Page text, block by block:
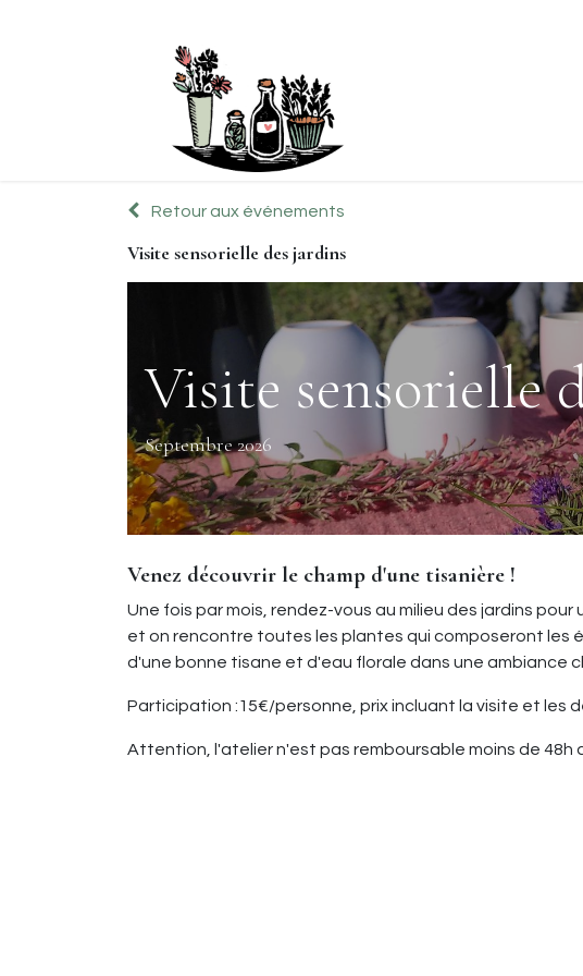
Retour aux événements
Visite sensorielle des jardins
Visite sensorielle
Septembre 2026
Venez découvrir le champ d'une tisanière !
Une fois par mois, rendez-vous au milieu des jardins
et on rencontre toutes les plantes qui composeront les
d'une bonne tisane et d'eau florale dans une ambiance
Participation :15€/personne, prix incluant la visite et les
Attention, l'atelier n'est pas remboursable moins de 48h